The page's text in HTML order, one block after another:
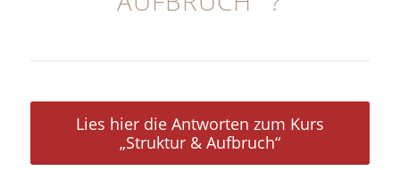
Lies hier die Antworten zum Kurs
„Struktur & Aufbruch“